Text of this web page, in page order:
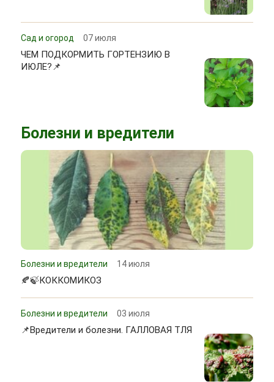
Сад и огород 07 июля
ЧЕМ ПОДКОРМИТЬ ГОРТЕНЗИЮ В
ИЮЛЕ?📌
Болезни и вредители
Болезни и вредители 14 июля
🍂🍃КОККОМИКОЗ
Болезни и вредители 03 июля
📌Вредители и болезни. ГАЛЛОВАЯ ТЛЯ